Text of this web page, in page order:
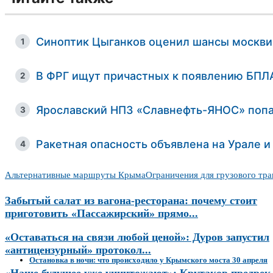
1 Синоптик Цыганков оценил шансы
2 В ФРГ ищут причастных к появлению
3 Ярославский НПЗ «Славнефть-ЯНОС»
4 Ракетная опасность объявлена на Урале
Альтернативные маршруты КрымаОграничения для грузового
Забытый салат из вагона-ресторана: почему стоит
приготовить «Пассажирский» прямо...
«Оставаться на связи любой ценой»: Дуров запустил
«антицензурный» протокол...
Остановка в ночи: что происходило у Крымского моста 30 апреля